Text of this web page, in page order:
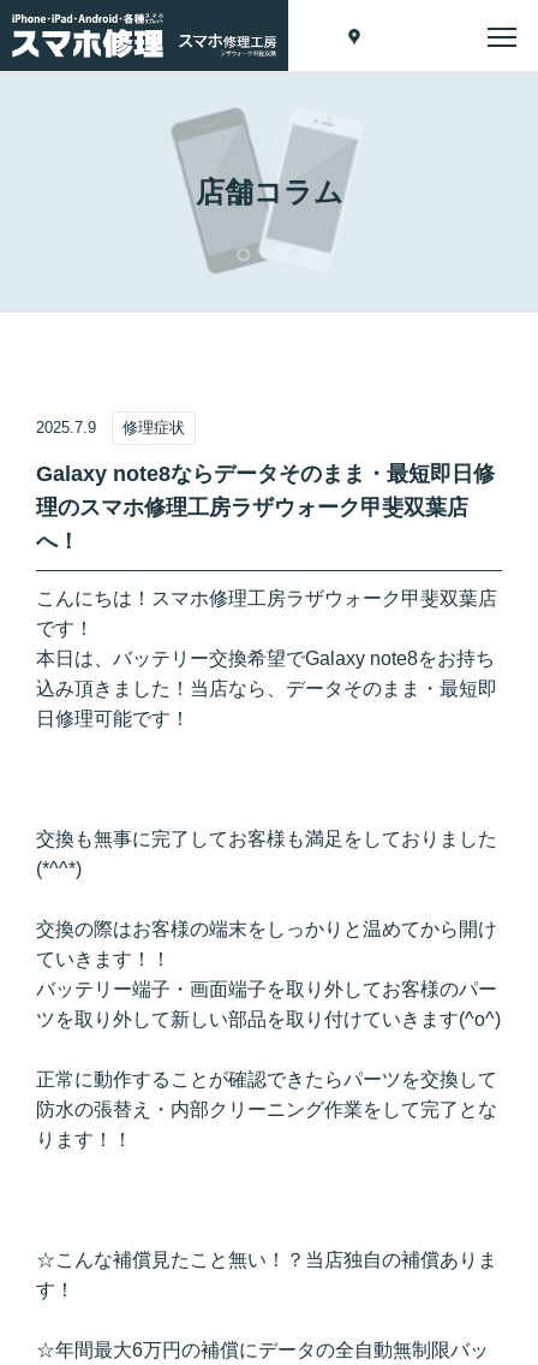
店舗コラム
2025.7.9 修理症状
Galaxy note8ならデータそのまま・最短即日修
理のスマホ修理工房ラザウォーク甲斐双葉店
へ！
こんにちは！スマホ修理工房ラザウォーク甲斐双葉店
です！
本日は、バッテリー交換希望でGalaxy note8をお持ち
込み頂きました！当店なら、データそのまま・最短即
日修理可能です！
交換も無事に完了してお客様も満足をしておりました
(*^^*)
交換の際はお客様の端末をしっかりと温めてから開け
ていきます！！
バッテリー端子・画面端子を取り外してお客様のパー
ツを取り外して新しい部品を取り付けていきます(^o^)
正常に動作することが確認できたらパーツを交換して
防水の張替え・内部クリーニング作業をして完了とな
ります！！
☆こんな補償見たこと無い！？当店独自の補償ありま
す！
☆年間最大6万円の補償にデータの全自動無制限バッ